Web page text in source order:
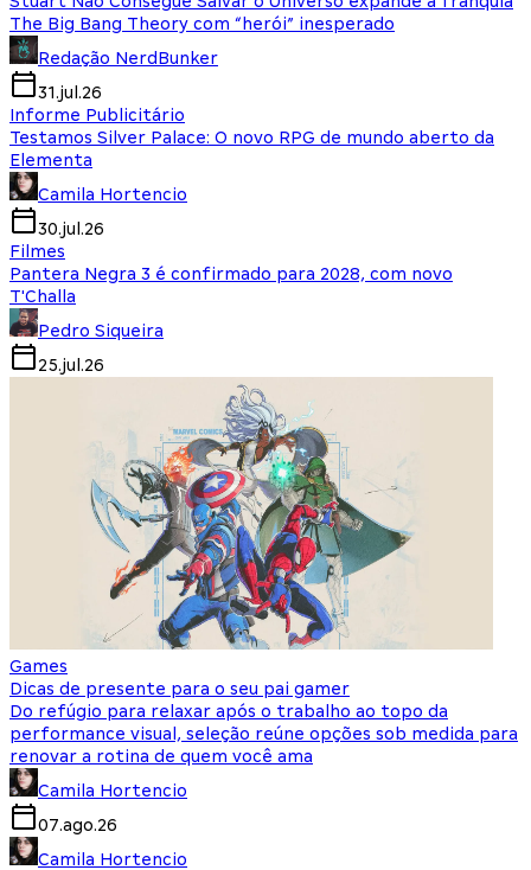
The Big Bang Theory com “herói” inesperado
Redação NerdBunker
31.jul.26
Informe Publicitário
Testamos Silver Palace: O novo RPG de mundo aberto da
Elementa
Camila Hortencio
30.jul.26
Filmes
Pantera Negra 3 é confirmado para 2028, com novo
T'Challa
Pedro Siqueira
25.jul.26
Games
Dicas de presente para o seu pai gamer
Do refúgio para relaxar após o trabalho ao topo da
performance visual, seleção reúne opções sob medida para
renovar a rotina de quem você ama
Camila Hortencio
07.ago.26
Camila Hortencio